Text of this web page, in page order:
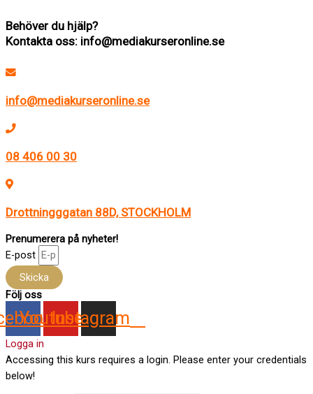
Behöver du hjälp?
Kontakta oss: info@mediakurseronline.se
info@mediakurseronline.se
08 406 00 30
Drottningggatan 88D, STOCKHOLM
Prenumerera på nyheter!
E-post
Skicka
Följ oss
YoutubeInstagram
Logga in
Accessing this kurs requires a login. Please enter your credentials
below!